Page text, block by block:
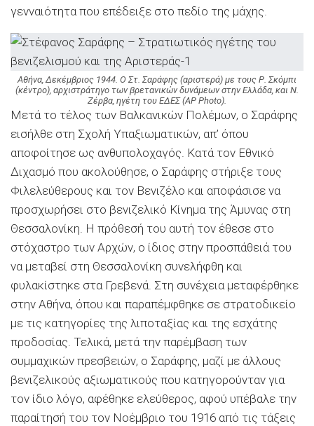
γενναιότητα που επέδειξε στο πεδίο της μάχης.
Αθήνα, Δεκέμβριος 1944. Ο Στ. Σαράφης (αριστερά) με τους Ρ. Σκόμπι
(κέντρο), αρχιστράτηγο των βρετανικών δυνάμεων στην Ελλάδα, και Ν.
Ζέρβα, ηγέτη του ΕΔΕΣ (AP Photo).
Μετά το τέλος των Βαλκανικών Πολέμων, ο Σαράφης
εισήλθε στη Σχολή Υπαξιωματικών, απ’ όπου
αποφοίτησε ως ανθυπολοχαγός. Κατά τον Εθνικό
∆ιχασμό που ακολούθησε, ο Σαράφης στήριξε τους
Φιλελεύθερους και τον Βενιζέλο και αποφάσισε να
προσχωρήσει στο βενιζελικό Κίνημα της Άμυνας στη
Θεσσαλονίκη. Η πρόθεσή του αυτή τον έθεσε στο
στόχαστρο των Αρχών, ο ίδιος στην προσπάθειά του
να μεταβεί στη Θεσσαλονίκη συνελήφθη και
φυλακίστηκε στα Γρεβενά. Στη συνέχεια μεταφέρθηκε
στην Αθήνα, όπου και παραπέμφθηκε σε στρατοδικείο
με τις κατηγορίες της λιποταξίας και της εσχάτης
προδοσίας. Τελικά, μετά την παρέμβαση των
συμμαχικών πρεσβειών, ο Σαράφης, μαζί με άλλους
βενιζελικούς αξιωματικούς που κατηγορούνταν για
τον ίδιο λόγο, αφέθηκε ελεύθερος, αφού υπέβαλε την
παραίτησή του τον Νοέμβριο του 1916 από τις τάξεις